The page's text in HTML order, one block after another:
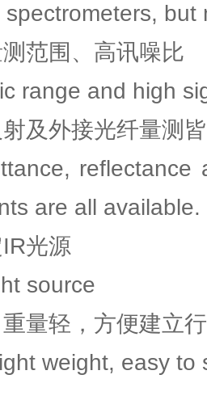
spectrometers,
范围、高讯噪比
range and high
及外接光纤量测
reflectance
are all available.
光源
source
量轻，方便建立
weight, easy to